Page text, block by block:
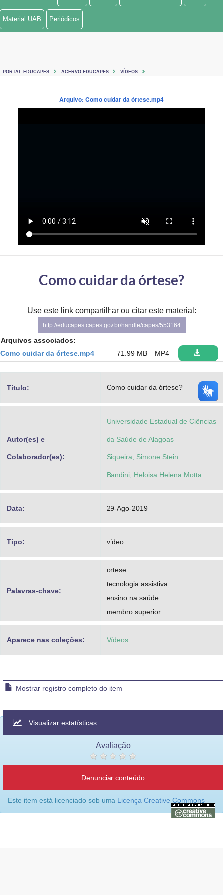
Ministério de Minas e Energia
Ministério do Desenvolvimento Regional
Advocacia-Geral da União
Banco Central do Brasil
Material UAB Periódicos
PORTAL EDUCAPES ACERVO EDUCAPES VÍDEOS
Arquivo: Como cuidar da órtese.mp4
Como cuidar da órtese?
Use este link compartilhar ou citar este material:
http://educapes.capes.gov.br/handle/capes/553164
Arquivos associados:
Como cuidar da órtese.mp4
71.99 MB MP4
Título: Como cuidar da órtese?
Autor(es) e
Colaborador(es):
Universidade Estadual de Ciências
da Saúde de Alagoas
Siqueira, Simone Stein
Bandini, Heloisa Helena Motta
Data: 29-Ago-2019
Tipo: vídeo
Palavras-chave:
ortese
tecnologia assistiva
ensino na saúde
membro superior
Aparece nas coleções: Vídeos
Mostrar registro completo do item
Visualizar estatísticas
Avaliação
Denunciar conteúdo
Este item está licenciado sob uma Licença Creative Commons